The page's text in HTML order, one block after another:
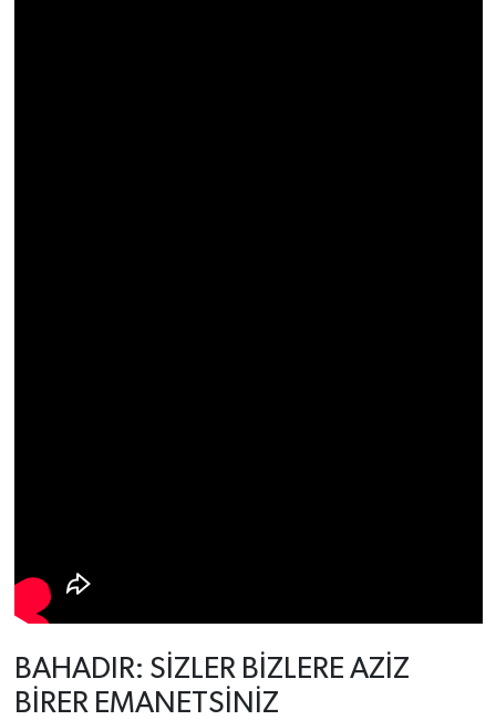
BAHADIR: SİZLER BİZLERE AZİZ
BİRER EMANETSİNİZ